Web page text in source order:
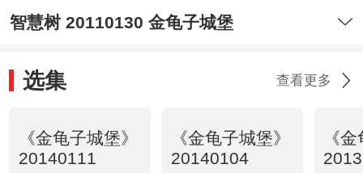
智慧树 20110130 金龟子城堡
选集 查看更多
《金龟子城堡》
20140111
《金龟子城堡》
20140104
《